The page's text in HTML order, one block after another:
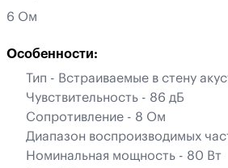
6 Ом
Особенности:
Тип - Встраиваемые в стену
Чувствительность - 86 дБ
Сопротивление - 8 Ом
Диапазон воспроизводимых
Номинальная мощность - 80 Вт